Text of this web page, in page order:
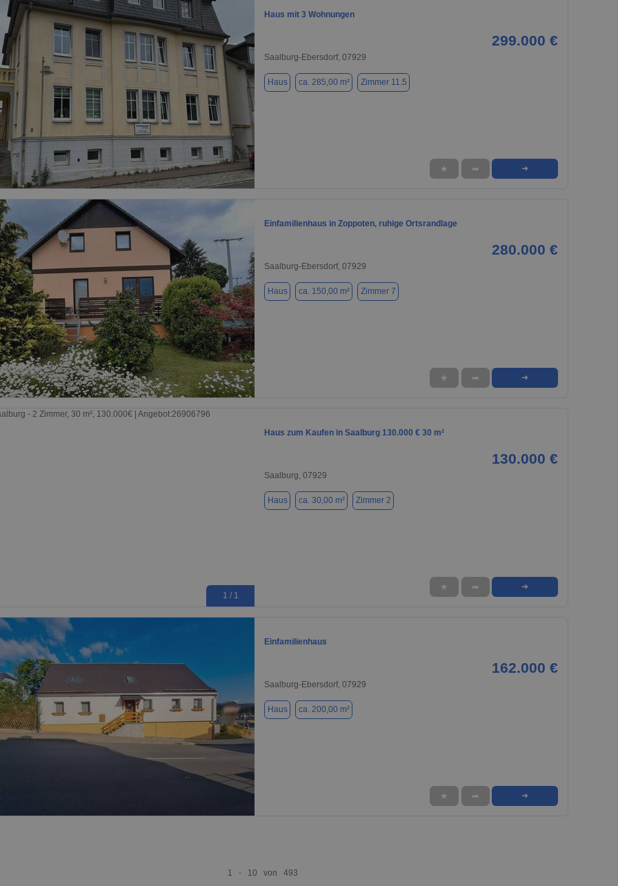
1 / 12
Haus mit 3 Wohnungen
299.000 €
Saalburg-Ebersdorf, 07929
Haus ca. 285,00 m² Zimmer 11.5
★ ➦ ➜
1 / 19
Einfamilienhaus in Zoppoten, ruhige Ortsrandlage
280.000 €
Saalburg-Ebersdorf, 07929
Haus ca. 150,00 m² Zimmer 7
★ ➦ ➜
1 / 1
Haus zum Kaufen in Saalburg 130.000 € 30 m²
130.000 €
Saalburg, 07929
Haus ca. 30,00 m² Zimmer 2
★ ➦ ➜
Einfamilienhaus
162.000 €
Saalburg-Ebersdorf, 07929
Haus ca. 200,00 m²
★ ➦ ➜
1 - 10 von 493